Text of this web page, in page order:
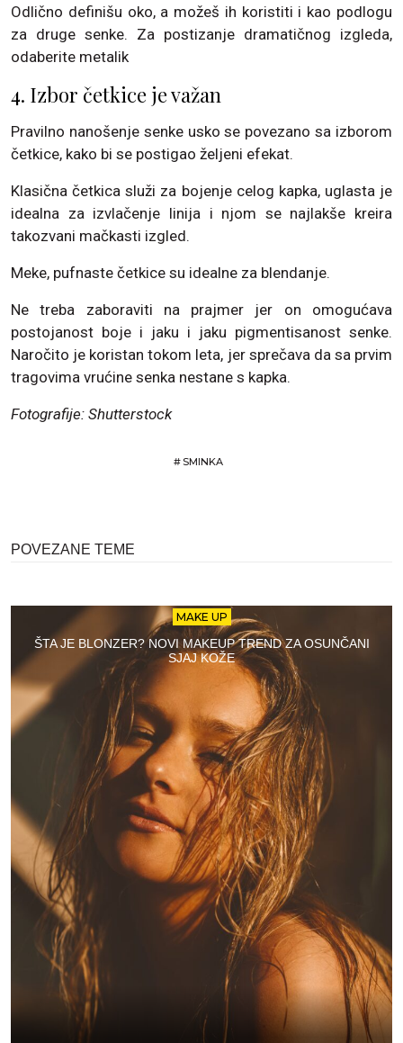
Odlično definišu oko, a možeš ih koristiti i kao podlogu
za druge senke. Za postizanje dramatičnog izgleda,
odaberite metalik
4. Izbor četkice je važan
Pravilno nanošenje senke usko se povezano sa izborom
četkice, kako bi se postigao željeni efekat.
Klasična četkica služi za bojenje celog kapka, uglasta je
idealna za izvlačenje linija i njom se najlakše kreira
takozvani mačkasti izgled.
Meke, pufnaste četkice su idealne za blendanje.
Ne treba zaboraviti na prajmer jer on omogućava
postojanost boje i jaku i jaku pigmentisanost senke.
Naročito je koristan tokom leta, jer sprečava da sa prvim
tragovima vrućine senka nestane s kapka.
Fotografije: Shutterstock
# SMINKA
POVEZANE TEME
MAKE UP
ŠTA JE BLONZER? NOVI MAKEUP TREND ZA OSUNČANI
SJAJ KOŽE